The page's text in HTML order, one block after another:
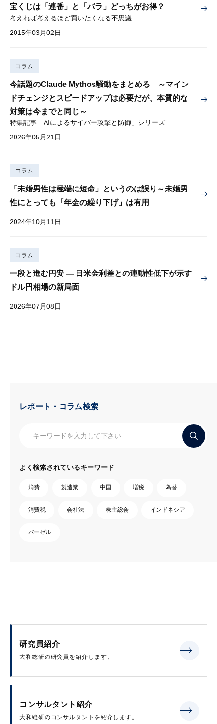
宝くじは「連番」と「バラ」どっちがお得？
考えれば考えるほど買いたくなる不思議
2015年03月02日
コラム
今話題のClaude Mythos騒動をまとめる ～マイン
ドチェンジとスピードアップは必要だが、本質的な
対策は今までと同じ～
特集記事「AIによるサイバー攻撃と防御」シリーズ
2026年05月21日
コラム
「未婚男性は極端に短命」というのは誤り～未婚男
性にとっても「年金の繰り下げ」は有用
2024年10月11日
コラム
一段と進む円安 — 日米金利差との連動性低下が示す
ドル円相場の新局面
2026年07月08日
レポート・コラム検索
よく検索されているキーワード
消費 製造業 中国 増税 為替
消費税 会社法 株主総会 インドネシア
バーゼル
研究員紹介
大和総研の研究員を紹介します。
コンサルタント紹介
大和総研のコンサルタントを紹介します。